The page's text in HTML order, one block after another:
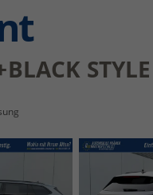
STYLE